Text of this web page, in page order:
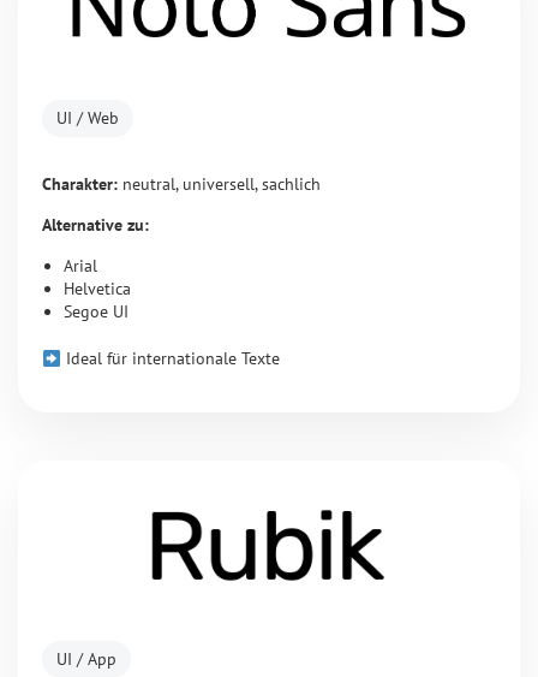
UI / Web
Charakter: neutral, universell, sachlich
Alternative zu:
Arial
Helvetica
Segoe UI
Ideal für internationale Texte
UI / App